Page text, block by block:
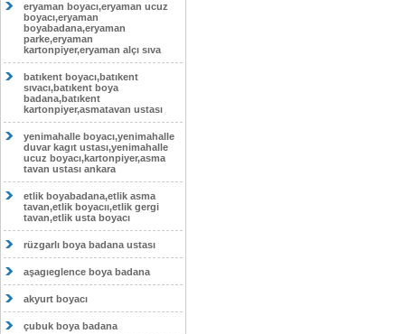
eryaman boyacı,eryaman ucuz
boyacı,eryaman
boyabadana,eryaman
parke,eryaman
kartonpiyer,eryaman alçı sıva
batıkent boyacı,batıkent
sıvacı,batıkent boya
badana,batıkent
kartonpiyer,asmatavan ustası
yenimahalle boyacı,yenimahalle
duvar kagıt ustası,yenimahalle
ucuz boyacı,kartonpiyer,asma
tavan ustası ankara
etlik boyabadana,etlik asma
tavan,etlik boyacıı,etlik gergi
tavan,etlik usta boyacı
rüzgarlı boya badana ustası
aşagıeglence boya badana
akyurt boyacı
çubuk boya badana